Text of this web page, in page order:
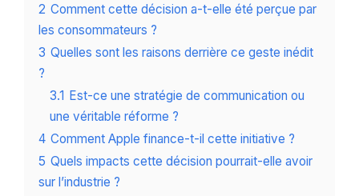
2 Comment cette décision a-t-elle été perçue par
les consommateurs ?
3 Quelles sont les raisons derrière ce geste inédit
?
3.1 Est-ce une stratégie de communication ou
une véritable réforme ?
4 Comment Apple finance-t-il cette initiative ?
5 Quels impacts cette décision pourrait-elle avoir
sur l’industrie ?